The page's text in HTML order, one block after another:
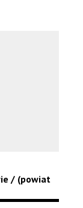
/ (powiat